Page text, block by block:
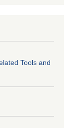
Tools and